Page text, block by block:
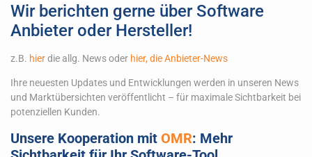
Wir berichten gerne über Software
Anbieter oder Hersteller!
z.B. hierdie allg. News oder hier, die Anbieter-News
Ihre neuesten Updates und Entwicklungen werden in unseren News
und Marktübersichten veröffentlicht – für maximale Sichtbarkeit bei
potenziellen Kunden.
Unsere Kooperation mit OMR: Mehr